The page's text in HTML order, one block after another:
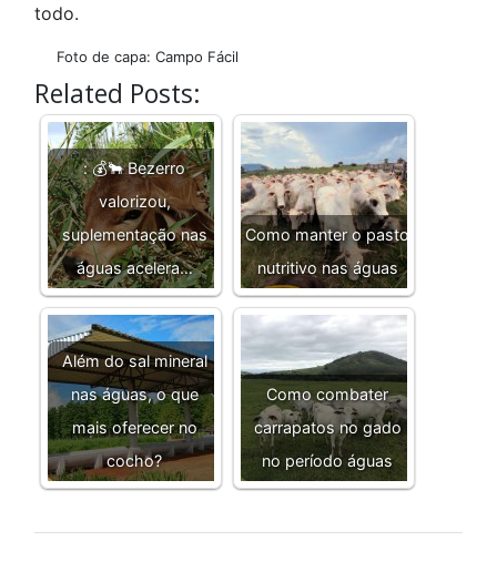
todo.
Foto de capa: Campo Fácil
Related Posts:
: 💰🐂 Bezerro
valorizou,
suplementação nas
águas acelera…
Como manter o pasto
nutritivo nas águas
Além do sal mineral
nas águas, o que
mais oferecer no
cocho?
Como combater
carrapatos no gado
no período águas